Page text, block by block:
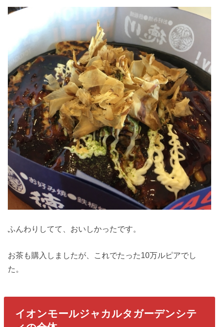
ふんわりしてて、おいしかったです。
お茶も購入しましたが、これでたった10万ルピアでし
た。
イオンモールジャカルタガーデンシテ